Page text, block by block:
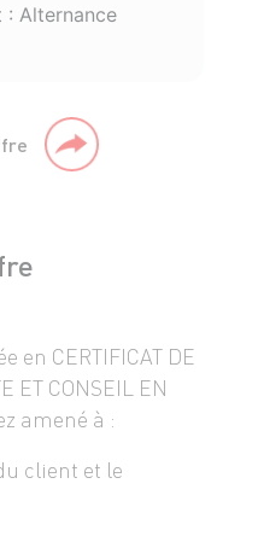
: Alternance
en CERTIFICAT DE
ET CONSEIL EN
amené à :
client et le